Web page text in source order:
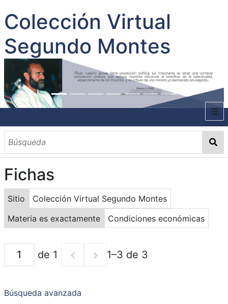
Colección Virtual
Segundo Montes
INICIO
SOBRE EL AUTOR
CONTENIDO
TODOS LOS DOCUMENTOS
CATEGORIAS
OBRAS SOBRE EL AUTOR P. SEGUNDO MONTES
MATERIAS
PALABRAS CLAVES
MULTIMEDIA
GALERÍA
Fichas
Sitio
Colección Virtual Segundo Montes
Materia es exactamente
Condiciones económicas
de 1 1–3 de 3
Búsqueda avanzada